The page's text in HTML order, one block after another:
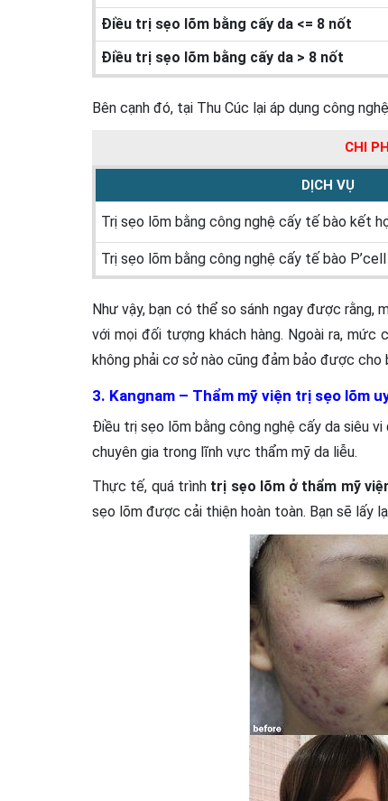
Điều trị sẹo lõm bằng cấy da <= 8 nốt
Điều trị sẹo lõm bằng cấy da > 8 nốt
Bên cạnh đó, tại Thu Cúc lại áp dụng công
CHI
DỊCH VỤ
Trị sẹo lõm bằng công nghệ cấy tế bào kết
Trị sẹo lõm bằng công nghệ cấy tế bào P’cell
Như vậy, bạn có thể so sánh ngay được rằng,
với mọi đối tượng khách hàng. Ngoài ra,
không phải cơ sở nào cũng đảm bảo được cho
3. Kangnam – Thẩm mỹ viện trị sẹo lõm
Điều trị sẹo lõm bằng công nghệ cấy da siêu
chuyên gia trong lĩnh vực thẩm mỹ da liễu.
Thực tế, quá trìnhtrị sẹo lõm ở thẩm mỹ
sẹo lõm được cải thiện hoàn toàn. Bạn sẽ lấy